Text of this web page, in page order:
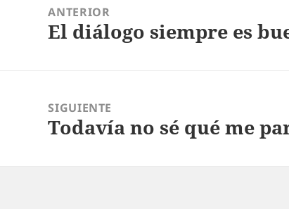
entradas
ANTERIOR
Entrada
El diálogo siempre es
SIGUIENTE
Entrada
Todavía no sé qué me